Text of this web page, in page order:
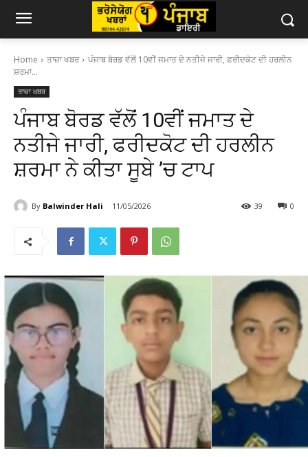
Home ਤਾਜ਼ਾ ਖਬਰ
ਪੰਜਾਬ ਬੋਰਡ ਵੱਲੋਂ 10ਵੀਂ ਜਮਾਤ ਦੇ ਨਤੀਜੇ ਜਾਰੀ, ਫਰੀਦਕੋਟ ਦੀ ਹਰਲੀਨ
ਸ਼ਰਮਾ...
ਤਾਜ਼ਾ ਖਬਰ
ਪੰਜਾਬ ਬੋਰਡ ਵੱਲੋਂ 10ਵੀਂ ਜਮਾਤ ਦੇ
ਨਤੀਜੇ ਜਾਰੀ, ਫਰੀਦਕੋਟ ਦੀ ਹਰਲੀਨ
ਸ਼ਰਮਾ ਨੇ ਕੀਤਾ ਸੂਬੇ ’ਚ ਟਾਪ
By Balwinder Hali 11/05/2026 0
39